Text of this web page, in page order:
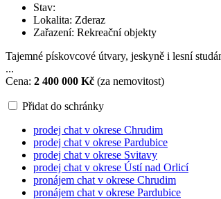
Stav:
Lokalita: Zderaz
Zařazení: Rekreační objekty
Tajemné pískovcové útvary, jeskyně i lesní
...
Cena: 2 400 000 Kč (za nemovitost)
Přidat do schránky
prodej chat v okrese Chrudim
prodej chat v okrese Pardubice
prodej chat v okrese Svitavy
prodej chat v okrese Ústí nad Orlicí
pronájem chat v okrese Chrudim
pronájem chat v okrese Pardubice